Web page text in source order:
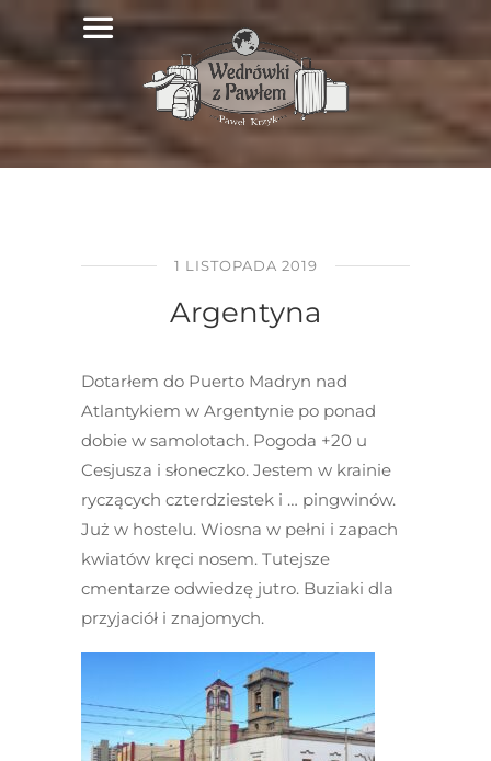
1 LISTOPADA 2019
Argentyna
Dotarłem do Puerto Madryn nad
Atlantykiem w Argentynie po ponad
dobie w samolotach. Pogoda +20 u
Cesjusza i słoneczko. Jestem w krainie
ryczących czterdziestek i … pingwinów.
Już w hostelu. Wiosna w pełni i zapach
kwiatów kręci nosem. Tutejsze
cmentarze odwiedzę jutro. Buziaki dla
przyjaciół i znajomych.